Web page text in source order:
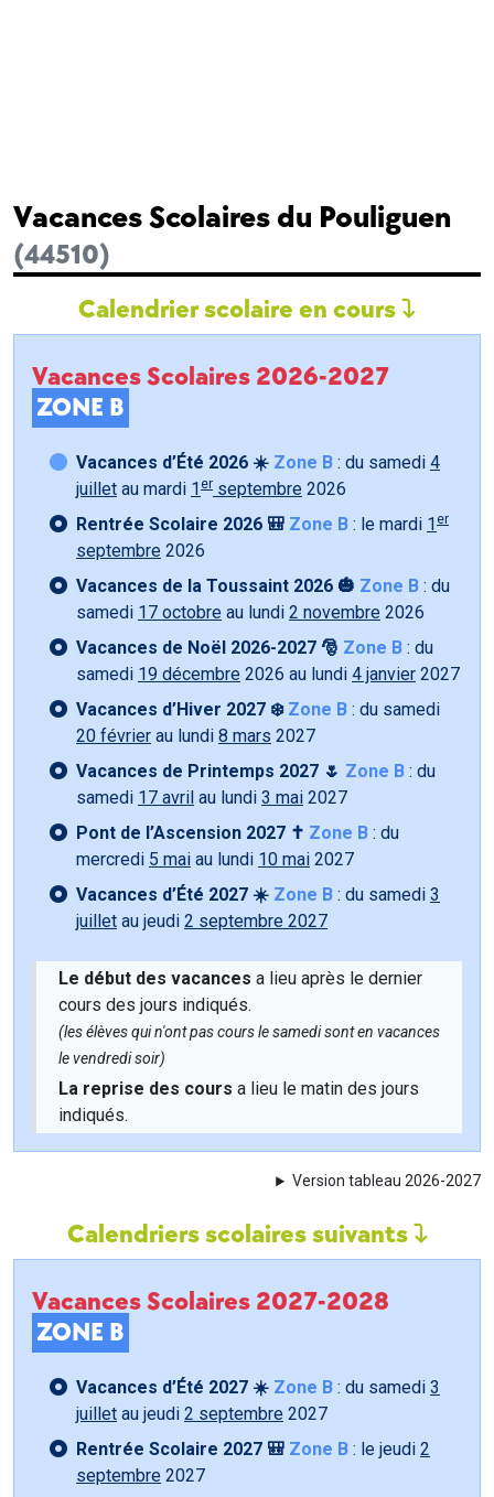
Vacances Scolaires du Pouliguen
(44510)
Calendrier scolaire en cours
Vacances Scolaires 2026-2027
ZONE B
Vacances d’Été 2026 ☀️ Zone B : du samedi 4
juillet au mardi 1 er septembre 2026
Rentrée Scolaire 2026 🎒 Zone B : le mardi 1 er
septembre 2026
Vacances de la Toussaint 2026 🎃 Zone B : du
samedi 17 octobre au lundi 2 novembre 2026
Vacances de Noël 2026-2027 🎅 Zone B : du
samedi 19 décembre 2026 au lundi 4 janvier 2027
Vacances d’Hiver 2027 ❄️ Zone B : du samedi
20 février au lundi 8 mars 2027
Vacances de Printemps 2027 🌷 Zone B : du
samedi 17 avril au lundi 3 mai 2027
Pont de l’Ascension 2027 ✝️ Zone B : du
mercredi 5 mai au lundi 10 mai 2027
Vacances d’Été 2027 ☀️ Zone B : du samedi 3
juillet au jeudi 2 septembre 2027
Le début des vacances a lieu après le dernier
cours des jours indiqués.
(les élèves qui n'ont pas cours le samedi sont en vacances
le vendredi soir)
La reprise des cours a lieu le matin des jours
indiqués.
Version tableau 2026-2027
Calendriers scolaires suivants
Vacances Scolaires 2027-2028
ZONE B
Vacances d’Été 2027 ☀️ Zone B : du samedi 3
juillet au jeudi 2 septembre 2027
Rentrée Scolaire 2027 🎒 Zone B : le jeudi 2
septembre 2027